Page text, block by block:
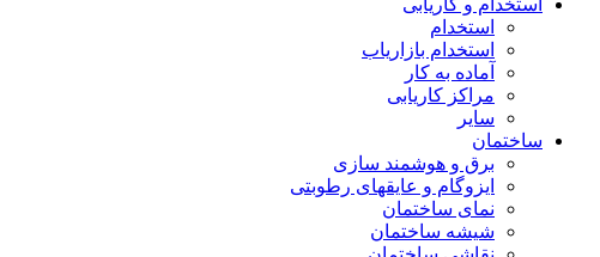
استخدام و کاریابی
استخدام
استخدام بازاریاب
آماده به کار
مراکز کاریابی
سایر
ساختمان
برق و هوشمند سازی
ایزوگام و عایقهای رطوبتی
نمای ساختمان
شیشه ساختمان